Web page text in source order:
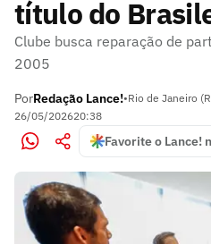
título do
Clube busca reparação de
2005
PorRedação Lance!•Rio de Janeiro
26/05/202620:38
Favorite o Lance!